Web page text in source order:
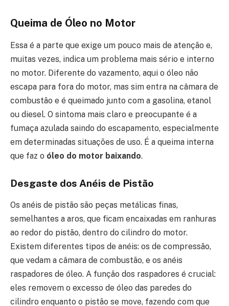
Queima de Óleo no Motor
Essa é a parte que exige um pouco mais de atenção e,
muitas vezes, indica um problema mais sério e interno
no motor. Diferente do vazamento, aqui o óleo não
escapa para fora do motor, mas sim entra na câmara de
combustão e é queimado junto com a gasolina, etanol
ou diesel. O sintoma mais claro e preocupante é a
fumaça azulada saindo do escapamento, especialmente
em determinadas situações de uso. É a queima interna
que faz o óleo do motor baixando.
Desgaste dos Anéis de Pistão
Os anéis de pistão são peças metálicas finas,
semelhantes a aros, que ficam encaixadas em ranhuras
ao redor do pistão, dentro do cilindro do motor.
Existem diferentes tipos de anéis: os de compressão,
que vedam a câmara de combustão, e os anéis
raspadores de óleo. A função dos raspadores é crucial:
eles removem o excesso de óleo das paredes do
cilindro enquanto o pistão se move, fazendo com que